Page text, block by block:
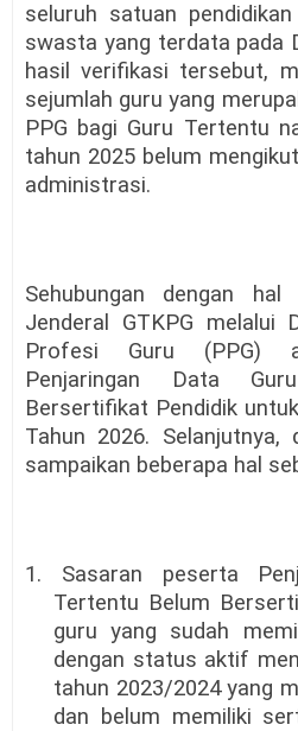
seluruh satuan
swasta yang terdata pada
hasil verifikasi tersebut,
sejumlah guru yang
PPG bagi Guru Tertentu
tahun 2025 belum
administrasi.
Sehubungan dengan
Jenderal GTKPG melalui
Profesi Guru (PPG)
Penjaringan Data
Bersertifikat Pendidik
Tahun 2026.
sampaikan beberapa hal
1. Sasaran peserta
Tertentu Belum
guru yang sudah
dengan status aktif
tahun 2023/2024 yang
dan belum memiliki